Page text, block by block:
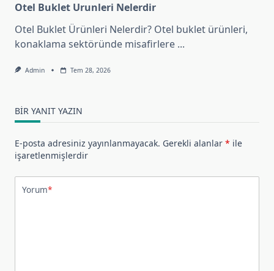
Otel Buklet Urunleri Nelerdir
Otel Buklet Ürünleri Nelerdir? Otel buklet ürünleri,
konaklama sektöründe misafirlere ...
Admin Tem 28, 2026
BIR YANIT YAZIN
E-posta adresiniz yayınlanmayacak. Gerekli alanlar * ile
işaretlenmişlerdir
Yorum*